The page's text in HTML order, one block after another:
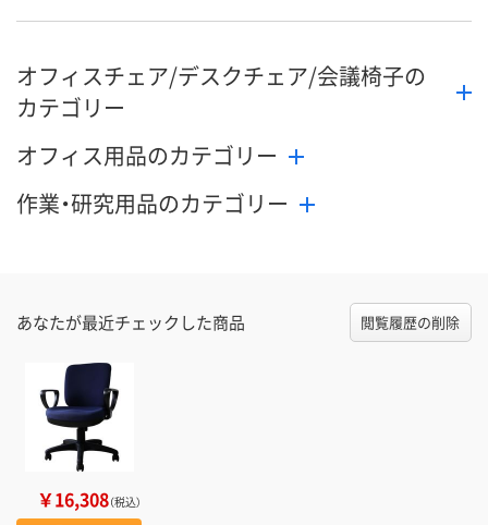
オフィスチェア/デスクチェア/会議椅子の
カテゴリー
オフィス用品のカテゴリー
作業・研究用品のカテゴリー
あなたが最近チェックした商品 閲覧履歴の削除
￥16,308（税込）